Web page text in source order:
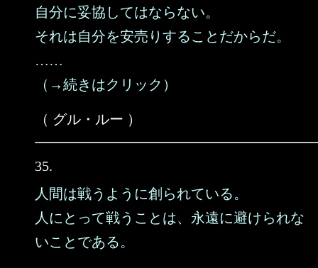
自分に妥協してはならない。
それは自分を安売りすることだからだ。
……
（→続きはクリック）
（ グル・ルー ）
35.
人間は戦うように創られている。
人にとって戦うことは、永遠に避けられな
いことである。